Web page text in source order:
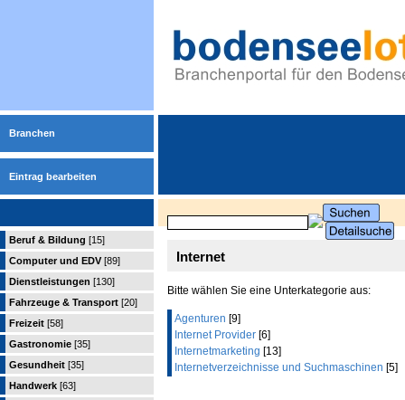
Branchen
Eintrag bearbeiten
Beruf & Bildung [15]
Computer und EDV [89]
Dienstleistungen [130]
Fahrzeuge & Transport [20]
Freizeit [58]
Gastronomie [35]
Gesundheit [35]
Handwerk [63]
Internet
Bitte wählen Sie eine Unterkategorie aus:
Agenturen [9]
Internet Provider [6]
Internetmarketing [13]
Internetverzeichnisse und Suchmaschinen [5]